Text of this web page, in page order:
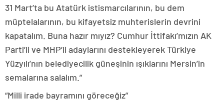
31 Mart’ta bu Atatürk istismarcılarının, bu dem
müptelalarının, bu kifayetsiz muhterislerin devrini
kapatalım. Buna hazır mıyız? Cumhur İttifakı’mızın AK
Parti’li ve MHP’li adaylarını destekleyerek Türkiye
Yüzyılı’nın belediyecilik güneşinin ışıklarını Mersin’in
semalarına salalım.”
“Milli irade bayramını göreceğiz”